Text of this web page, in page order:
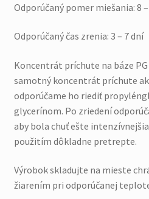
Odporúčaný pomer miešania: 8
Odporúčaný čas zrenia: 3 – 7 dní
Koncentrát príchute na báze
samotný koncentrát príchute
odporúčame ho riediť
glycerínom. Po zriedení
aby bola chuť ešte
použitím dôkladne pretrepte.
Výrobok skladujte na mieste
žiarením pri odporúčanej teplote